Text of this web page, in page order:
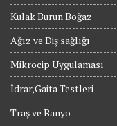
Kulak Burun Boğaz
Ağız ve Diş sağlığı
Mikrocip Uygulaması
İdrar,Gaita Testleri
Traş ve Banyo